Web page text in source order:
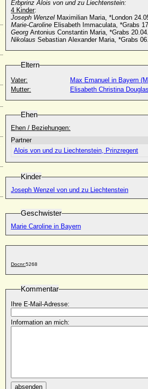
Erbprinz Alois von und zu Liechtenstein:
4 Kinder:
Joseph Wenzel Maximilian Maria, *London
Marie-Caroline Elisabeth Immaculata, *Grabs
Georg Antonius Constantin Maria, *Grabs
Nikolaus Sebastian Alexander Maria, *Grabs
Eltern
Vater:
Max Emanuel in Bayern
Mutter:
Elisabeth Christina Douglas
Ehen
Ehen / Beziehungen:
Partner
Alois von und zu Liechtenstein, Prinzregent
Kinder
Joseph Wenzel von und zu Liechtenstein
Geschwister
Marie Caroline in Bayern
Docnr:5268
Kommentar
Ihre E-Mail-Adresse:
Information an mich:
absenden